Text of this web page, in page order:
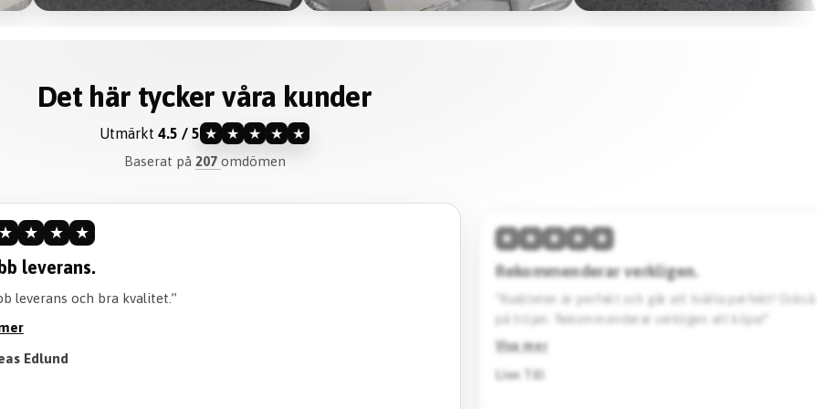
Det här tycker våra kunder
Utmärkt 4.5 / 5 ★ ★ ★ ★ ★
Baserat på 207 omdömen
★ ★ ★ ★
verkligen.
är perfekt och går att tvätta perfekt! Också en bra tid att vänta
Rekommenderar verkligen att köpa!”
★ ★ ★ ★ ★
Hög kvalitet & skön passform.
“Den här tröjan imponerar med sin höga kvalitet och
Designen är stilren. Jag köpte en svart Barcelona
Rekommenderar starkt.”
Visa mer